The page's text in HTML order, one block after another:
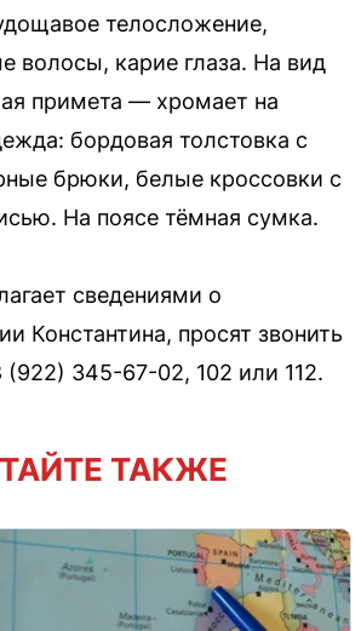
телосложение,
волосы, карие глаза. На вид
примета — хромает на
бордовая толстовка с
брюки, белые кроссовки с
На поясе тёмная сумка.
сведениями о
Константина, просят звонить
(922) 345-67-02, 102 или 112.
ТАКЖЕ